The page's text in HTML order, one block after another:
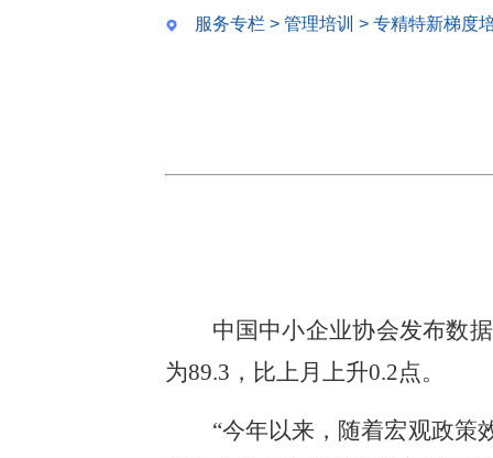
服务专栏 > 管理培训 > 专精特新梯度
中国中小企业协会发布数
为89.3，比上月上升0.2点。
“今年以来，随着宏观政策